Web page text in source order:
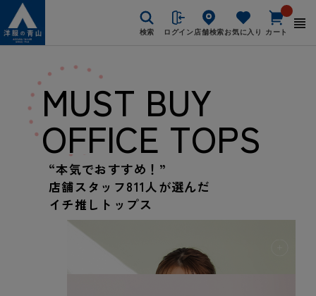
検索 ログイン店舗検索お気に入り カート
MUST BUY
OFFICE TOPS
“本気でおすすめ！”
店舗スタッフ811人が選んだ
イチ推しトップス